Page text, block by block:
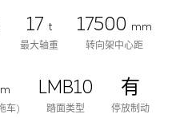
17 t
最大轴重
17500 mm
转向架中心距
车)
LMB10
踏面类型
有
停放制动